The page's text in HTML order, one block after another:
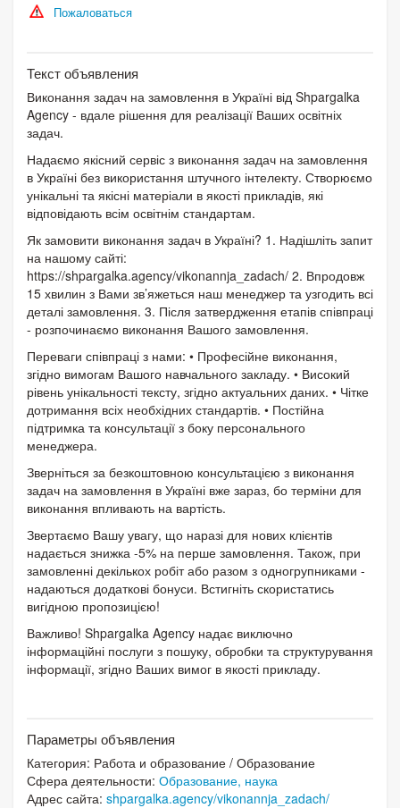
Пожаловаться
Текст объявления
Виконання задач на замовлення в Україні від Shpargalka
Agency - вдале рішення для реалізації Ваших освітніх
задач.
Надаємо якісний сервіс з виконання задач на замовлення
в Україні без використання штучного інтелекту. Створюємо
унікальні та якісні матеріали в якості прикладів, які
відповідають всім освітнім стандартам.
Як замовити виконання задач в Україні? 1. Надішліть запит
на нашому сайті:
https://shpargalka.agency/vikonannja_zadach/ 2. Впродовж
15 хвилин з Вами зв’яжеться наш менеджер та узгодить всі
деталі замовлення. 3. Після затвердження етапів співпраці
- розпочинаємо виконання Вашого замовлення.
Переваги співпраці з нами: • Професійне виконання,
згідно вимогам Вашого навчального закладу. • Високий
рівень унікальності тексту, згідно актуальних даних. • Чітке
дотримання всіх необхідних стандартів. • Постійна
підтримка та консультації з боку персонального
менеджера.
Зверніться за безкоштовною консультацією з виконання
задач на замовлення в Україні вже зараз, бо терміни для
виконання впливають на вартість.
Звертаємо Вашу увагу, що наразі для нових клієнтів
надається знижка -5% на перше замовлення. Також, при
замовленні декількох робіт або разом з одногрупниками -
надаються додаткові бонуси. Встигніть скористатись
вигідною пропозицією!
Важливо! Shpargalka Agency надає виключно
інформаційні послуги з пошуку, обробки та структурування
інформації, згідно Ваших вимог в якості прикладу.
Параметры объявления
Категория: Работа и образование / Образование
Сфера деятельности: Образование, наука
Адрес сайта: shpargalka.agency/vikonannja_zadach/